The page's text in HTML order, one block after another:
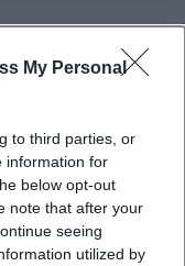
My Personal
to third parties, or
information for
below opt-out
note that after your
seeing
utilized by